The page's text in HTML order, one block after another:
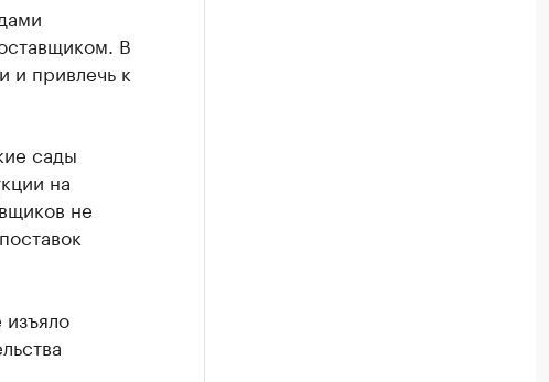
В
и привлечь к
сады
на
не